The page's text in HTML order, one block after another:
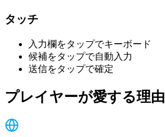
タッチ
入力欄をタップでキーボード
候補をタップで自動入力
送信をタップで確定
プレイヤーが愛する理由